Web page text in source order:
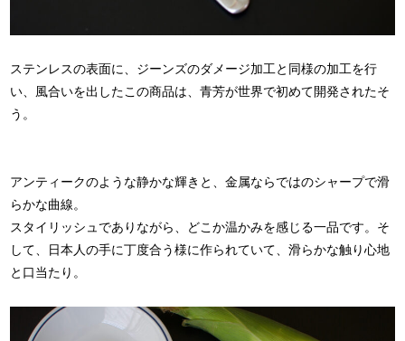
ステンレスの表面に、ジーンズのダメージ加工と同様の加工を行
い、風合いを出したこの商品は、青芳が世界で初めて開発されたそ
う。
アンティークのような静かな輝きと、金属ならではのシャープで滑
らかな曲線。
スタイリッシュでありながら、どこか温かみを感じる一品です。そ
して、日本人の手に丁度合う様に作られていて、滑らかな触り心地
と口当たり。